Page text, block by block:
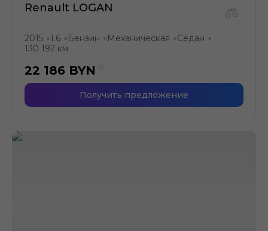
Renault LOGAN
2015 ●1.6 ● Бензин ● Механическая ●Седан ●
130 192 км
22 186 BYN
Получить предложение